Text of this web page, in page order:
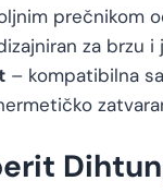
prečnikom
za brzu
– kompatibilna